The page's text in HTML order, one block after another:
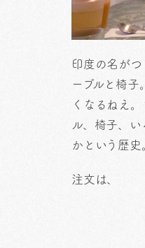
印度の名が
ーブルと椅
くなるねえ
ル、椅子、
かという歴史
注文は、